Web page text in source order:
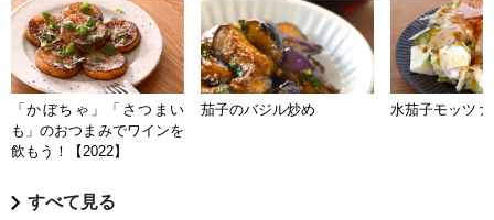
「かぼちゃ」「さつまい
も」のおつまみでワインを
飲もう！【2022】
茄子のバジル炒め 水茄子モッツァ
すべて見る